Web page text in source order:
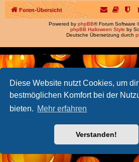
Diese Website nutzt Cookies, um
bestmöglichen Komfort bei der
bieten. Mehr erfahren
Verstanden!
Foren-Übersicht
Powered by phpBB® Forum Software
phpBB Halloween Style by
Deutsche Übersetzung durch